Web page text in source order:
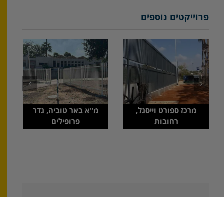
פרוייקטים נוספים
מ"א באר טוביה, גדר
פרופילים
מרכז ספורט וייסגל,
רחובות